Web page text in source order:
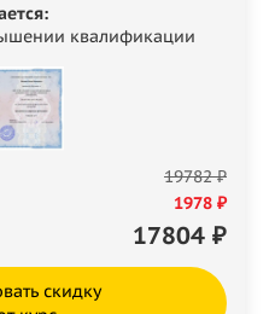
квалификации
19782 ₽
1978 ₽
17804 ₽
скидку